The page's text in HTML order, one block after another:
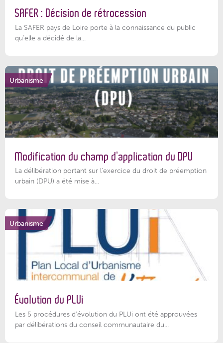
SAFER : Décision de rétrocession
La SAFER pays de Loire porte à la connaissance du public
qu’elle a décidé de la...
Urbanisme
Modification du champ d’application du DPU
La délibération portant sur l’exercice du droit de préemption
urbain (DPU) a été mise à...
Urbanisme
Évolution du PLUi
Les 5 procédures d’évolution du PLUi ont été approuvées
par délibérations du conseil communautaire du...